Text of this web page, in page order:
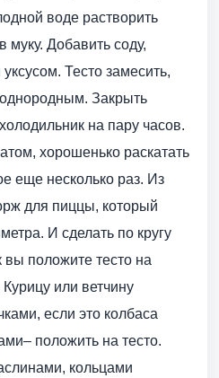
воде растворить
муку. Добавить соду,
Тесто замесить,
Закрыть
на пару часов.
хорошенько раскатать
еще несколько раз. Из
для пиццы, который
И сделать по кругу
вы положите тесто на
или ветчину
если это колбаса
положить на тесто.
кольцами